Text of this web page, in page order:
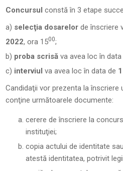
Concursul constă în 3 etape
a) selecţia dosarelor de înscriere
2022, ora 1500;
b) proba scrisă va avea loc în data
c) interviul va avea loc în data de
Candidaţii vor prezenta la înscriere
conţine următoarele documente:
cerere de înscriere la
instituţiei;
copia actului de identitate
atestă identitatea, potrivit